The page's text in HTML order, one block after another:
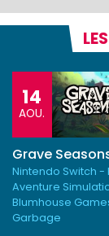
14
AOU.
Grave
Nintendo Switch -
Aventure
Blumhouse
Garbage